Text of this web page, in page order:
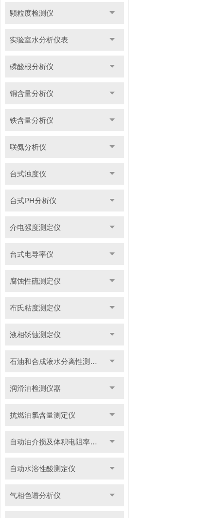
颗粒度检测仪
实验室水分析仪表
磷酸根分析仪
铜含量分析仪
铁含量分析仪
联氨分析仪
台式浊度仪
台式PH分析仪
介电强度测定仪
台式电导率仪
腐蚀性硫测定仪
布氏粘度测定仪
液相锈蚀测定仪
石油和合成液水分离性测定仪
润滑油检测仪器
抗燃油氯含量测定仪
自动油介损及体积电阻率测定仪
自动水溶性酸测定仪
气相色谱分析仪